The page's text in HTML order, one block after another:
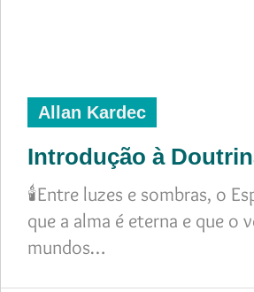
Allan Kardec
Introdução à
🕯️Entre luzes e sombras, o
que a alma é eterna e que o
mundos…